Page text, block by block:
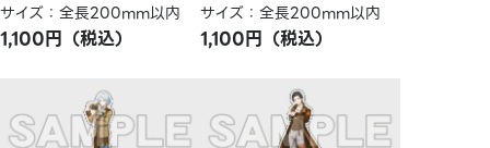
サイズ：全長200mm以内
1,100円（税込）
サイズ：全長200mm以内
1,100円（税込）